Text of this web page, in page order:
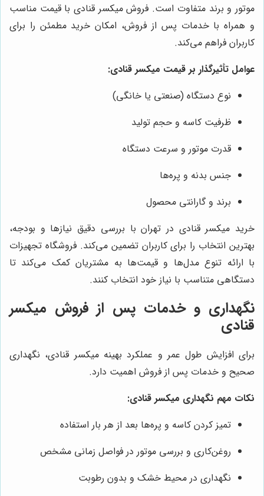
موتور و برند متفاوت است. فروش میکسر قنادی با قیمت مناسب
و همراه با خدمات پس از فروش، امکان خرید مطمئن را برای
کاربران فراهم می‌کند.
عوامل تأثیرگذار بر قیمت میکسر قنادی:
نوع دستگاه (صنعتی یا خانگی)
ظرفیت کاسه و حجم تولید
قدرت موتور و سرعت دستگاه
جنس بدنه و پره‌ها
برند و گارانتی محصول
خرید میکسر قنادی در تهران با بررسی دقیق نیازها و بودجه،
بهترین انتخاب را برای کاربران تضمین می‌کند. فروشگاه تجهیزات
با ارائه تنوع مدل‌ها و قیمت‌ها به مشتریان کمک می‌کند تا
دستگاهی متناسب با نیاز خود انتخاب کنند.
نگهداری و خدمات پس از فروش میکسر
قنادی
برای افزایش طول عمر و عملکرد بهینه میکسر قنادی، نگهداری
صحیح و خدمات پس از فروش اهمیت دارد.
نکات مهم نگهداری میکسر قنادی:
تمیز کردن کاسه و پره‌ها بعد از هر بار استفاده
روغن‌کاری و بررسی موتور در فواصل زمانی مشخص
نگهداری در محیط خشک و بدون رطوبت